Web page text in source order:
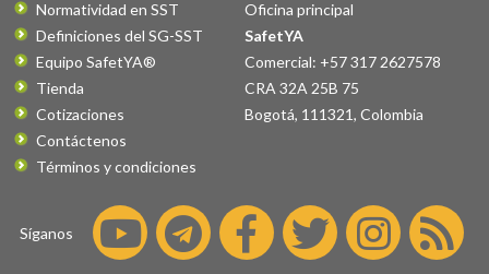
Normatividad en SST
Definiciones del SG-SST
Equipo SafetYA®
Tienda
Cotizaciones
Contáctenos
Términos y condiciones
Oficina principal
SafetYA
Comercial: +57 317 2627578
CRA 32A 25B 75
Bogotá, 111321, Colombia
Síganos